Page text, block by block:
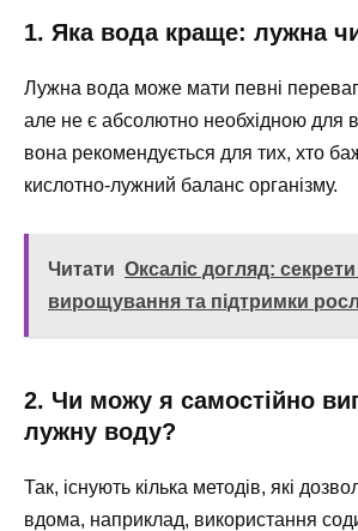
1. Яка вода краще: лужна
Лужна вода може мати певні
але не є абсолютно необхідною для
вона рекомендується для тих, хто
кислотно-лужний баланс організму.
Читати Оксаліс догляд:
вирощування та підтримки
2. Чи можу я самостійно
лужну воду?
Так, існують кілька методів, які
вдома, наприклад, використання